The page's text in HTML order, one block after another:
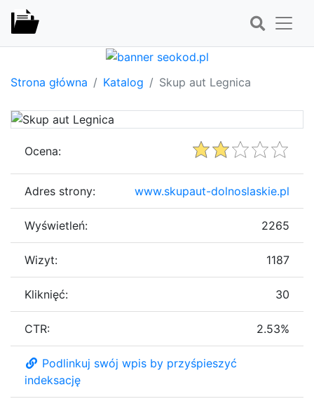
Strona główna Katalog Skup aut Legnica
Ocena:
Adres strony: www.skupaut-dolnoslaskie.pl
Wyświetleń: 2265
Wizyt: 1187
Kliknięć: 30
CTR: 2.53%
Podlinkuj swój wpis by przyśpieszyć
indeksację